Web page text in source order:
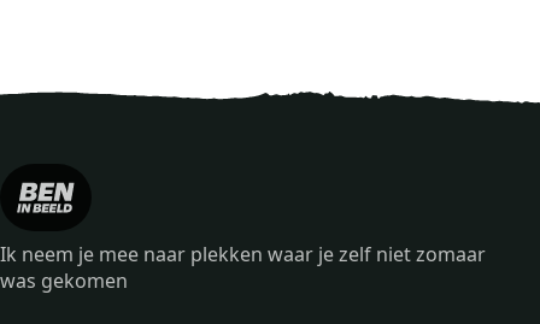
Ik neem je mee naar plekken waar je zelf niet zomaar
was gekomen